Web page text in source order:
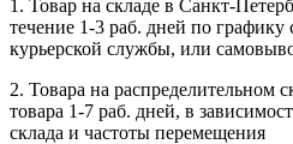
1. Товар на складе в Санкт-
течение 1-3 раб. дней по
курьерской службы, или
2. Товара на распределительном
товара 1-7 раб. дней, в
склада и частоты перемещения